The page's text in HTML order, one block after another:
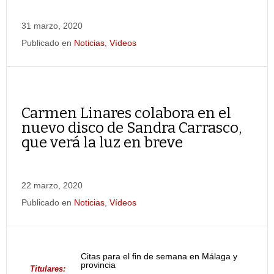
31 marzo, 2020
Publicado en Noticias Vídeos
Carmen Linares colabora en el
nuevo disco de Sandra Carrasco,
que verá la luz en breve
22 marzo, 2020
Publicado en Noticias Vídeos
Titulares:
Citas para el fin de semana en Málaga y
provincia